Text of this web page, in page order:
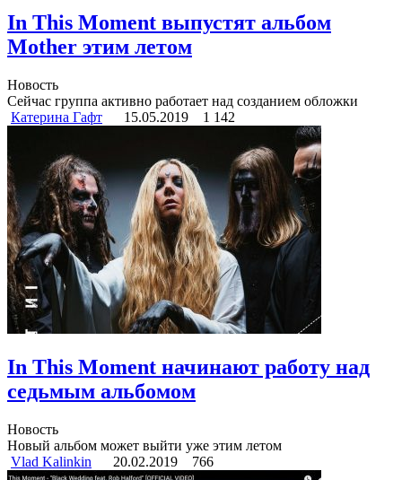
In This Moment выпустят альбом
Mother этим летом
Новость
Сейчас группа активно работает над созданием обложки
Катерина Гафт
15.05.2019 1 142
In This Moment начинают работу над
седьмым альбомом
Новость
Новый альбом может выйти уже этим летом
Vlad Kalinkin
20.02.2019 766